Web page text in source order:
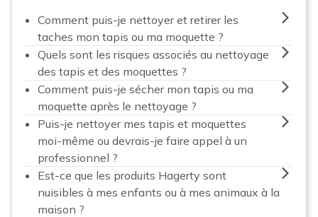
Comment puis-je nettoyer et retirer les
taches mon tapis ou ma moquette ?
Quels sont les risques associés au nettoyage
des tapis et des moquettes ?
Comment puis-je sécher mon tapis ou ma
moquette après le nettoyage ?
Puis-je nettoyer mes tapis et moquettes
moi-même ou devrais-je faire appel à un
professionnel ?
Est-ce que les produits Hagerty sont
nuisibles à mes enfants ou à mes animaux à la
maison ?